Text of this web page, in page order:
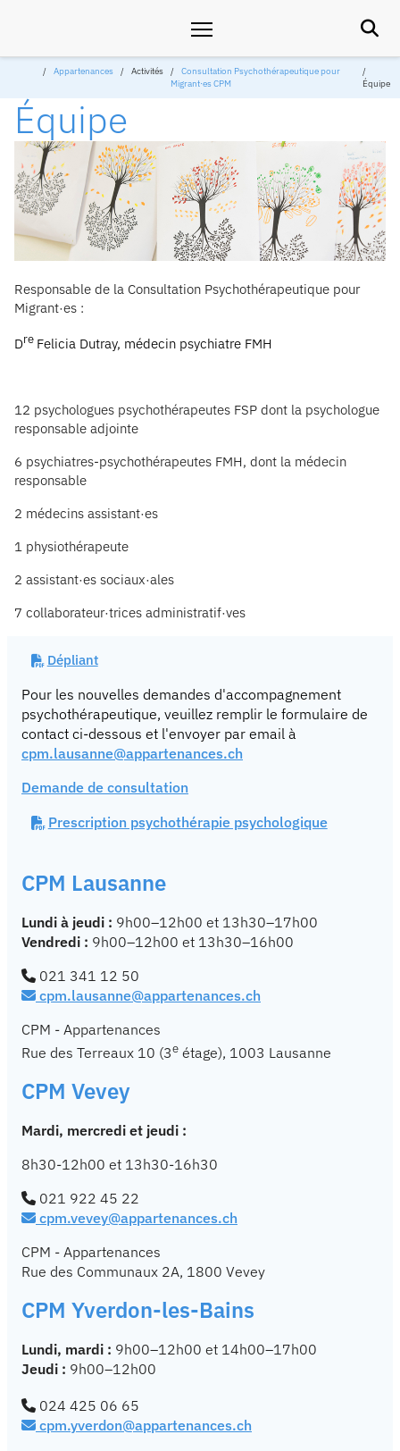

Appartenances Activités
Consultation Psychothérapeutique pour
Migrant∙es CPM
Équipe
Équipe
Responsable de la Consultation Psychothérapeutique pour
Migrant·es :
Dre Felicia Dutray, médecin psychiatre FMH
12 psychologues psychothérapeutes FSP dont la psychologue
responsable adjointe
6 psychiatres-psychothérapeutes FMH, dont la médecin
responsable
2 médecins assistant·es
1 physiothérapeute
2 assistant·es sociaux·ales
7 collaborateur·trices administratif·ves
Dépliant
Pour les nouvelles demandes d'accompagnement
psychothérapeutique, veuillez remplir le formulaire de
contact ci-dessous et l'envoyer par email à
cpm.lausanne@appartenances.ch
Demande de consultation
Prescription psychothérapie psychologique
CPM Lausanne
Lundi à jeudi : 9h00–12h00 et 13h30–17h00
Vendredi : 9h00–12h00 et 13h30–16h00
021 341 12 50
cpm.lausanne@appartenances.ch
CPM - Appartenances
Rue des Terreaux 10 (3e étage), 1003 Lausanne
CPM Vevey
Mardi, mercredi et jeudi :
8h30-12h00 et 13h30-16h30
021 922 45 22
cpm.vevey@appartenances.ch
CPM - Appartenances
Rue des Communaux 2A, 1800 Vevey
CPM Yverdon-les-Bains
Lundi, mardi : 9h00–12h00 et 14h00–17h00
Jeudi : 9h00–12h00
024 425 06 65
cpm.yverdon@appartenances.ch